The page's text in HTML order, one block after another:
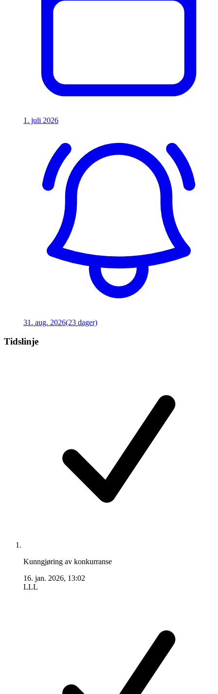
1. juli 2026
31. aug. 2026(23 dager)
Tidslinje
Kunngjøring av konkurranse
16. jan. 2026, 13:02
LLL